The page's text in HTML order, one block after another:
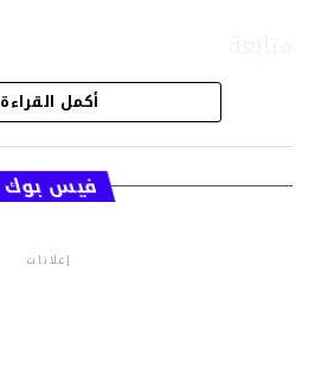
قسم الاخبار
أكمل القراءة
فيس بوك
إعلانات